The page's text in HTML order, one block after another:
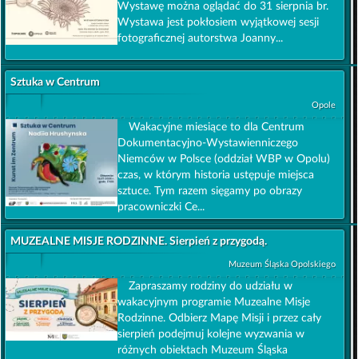
Wystawę można oglądać do 31 sierpnia br.
Wystawa jest pokłosiem wyjątkowej sesji
fotograficznej autorstwa Joanny...
Sztuka w Centrum
Opole
Wakacyjne miesiące to dla Centrum
Dokumentacyjno-Wystawienniczego
Niemców w Polsce (oddział WBP w Opolu)
czas, w którym historia ustępuje miejsca
sztuce. Tym razem sięgamy po obrazy
pracowniczki Ce...
MUZEALNE MISJE RODZINNE. Sierpień z przygodą.
Muzeum Śląska Opolskiego
Zapraszamy rodziny do udziału w
wakacyjnym programie Muzealne Misje
Rodzinne. Odbierz Mapę Misji i przez cały
sierpień podejmuj kolejne wyzwania w
różnych obiektach Muzeum Śląska